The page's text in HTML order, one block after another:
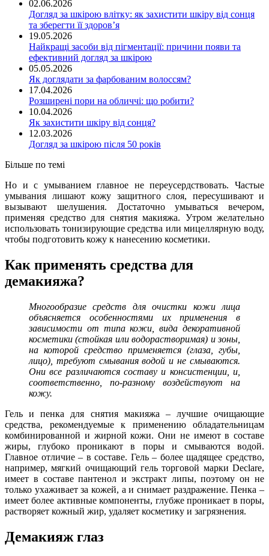
02.06.2026
Догляд за шкірою влітку: як захистити шкіру від сонця
та зберегти її здоров’я
19.05.2026
Найкращі засоби від пігментації: причини появи та
ефективний догляд за шкірою
05.05.2026
Як доглядати за фарбованим волоссям?
17.04.2026
Розширені пори на обличчі: що робити?
10.04.2026
Як захистити шкіру від сонця?
12.03.2026
Догляд за шкірою після 50 років
Більше по темі
Но и с умыванием главное не переусердствовать. Частые
умывания лишают кожу защитного слоя, пересушивают и
вызывают шелушения. Достаточно умываться вечером,
применяя средство для снятия макияжа. Утром желательно
использовать тонизирующие средства или мицеллярную воду,
чтобы подготовить кожу к нанесению косметики.
Как применять средства для
демакияжа?
Многообразие средств для очистки кожи лица
объясняется особенностями их применения в
зависимости от типа кожи, вида декоративной
косметики (стойкая или водорастворимая) и зоны,
на которой средство применяется (глаза, губы,
лицо), требуют смывания водой и не смываются.
Они все различаются составу и консистенции, и,
соответственно, по-разному воздействуют на
кожу.
Гель и пенка для снятия макияжа – лучшие очищающие
средства, рекомендуемые к применению обладательницам
комбинированной и жирной кожи. Они не имеют в составе
жиры, глубоко проникают в поры и смываются водой.
Главное отличие – в составе. Гель – более щадящее средство,
например, мягкий очищающий гель торговой марки Declare,
имеет в составе пантенол и экстракт липы, поэтому он не
только ухаживает за кожей, а и снимает раздражение. Пенка –
имеет более активные компоненты, глубже проникает в поры,
растворяет кожный жир, удаляет косметику и загрязнения.
Демакияж глаз